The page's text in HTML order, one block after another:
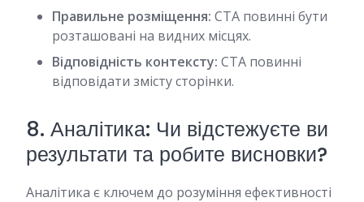
Правильне розміщення: CTA повинні бути
розташовані на видних місцях.
Відповідність контексту: CTA повинні
відповідати змісту сторінки.
8. Аналітика: Чи відстежуєте ви
результати та робите висновки?
Аналітика є ключем до розуміння ефективності